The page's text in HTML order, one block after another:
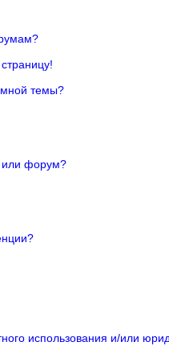
темы?
или форум?
использования и/или